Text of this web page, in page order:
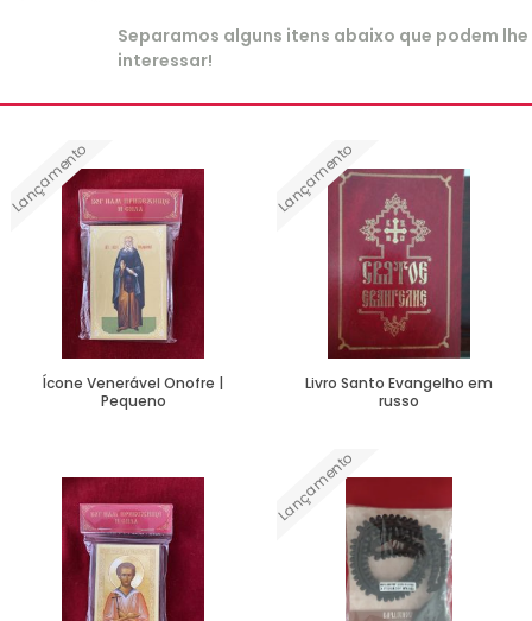
Separamos alguns itens abaixo que podem lhe
interessar!
Lançamento
Ícone Venerável Onofre |
Pequeno
Lançamento
Livro Santo Evangelho em
russo
Lançamento